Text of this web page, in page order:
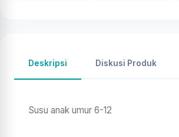
Deskripsi Diskusi Produk
Susu anak umur 6-12